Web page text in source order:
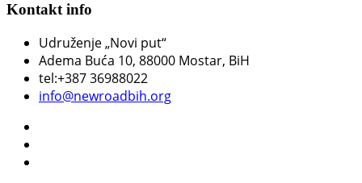
Kontakt info
Udruženje „Novi put“
Adema Buća 10, 88000 Mostar, BiH
tel:+387 36988022
info@newroadbih.org